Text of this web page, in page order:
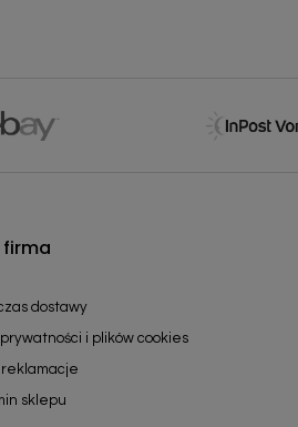
firma
dostawy
i plików cookies
sklepu